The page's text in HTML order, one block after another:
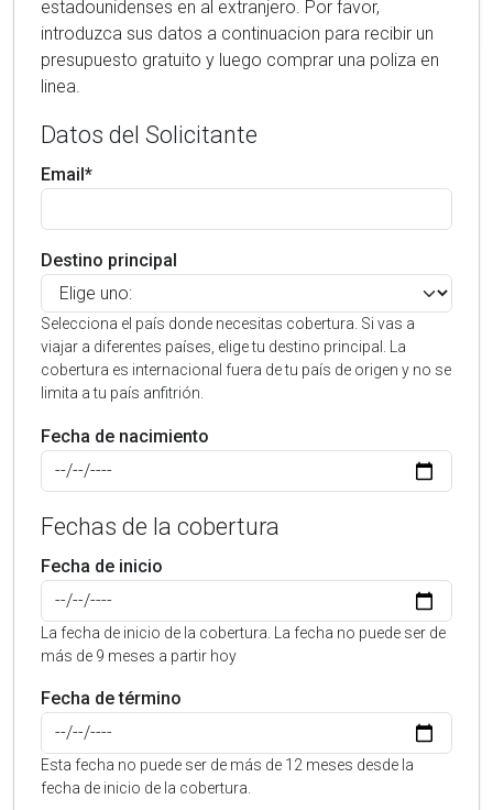
estadounidenses en al extranjero. Por favor,
introduzca sus datos a continuacion para recibir un
presupuesto gratuito y luego comprar una poliza en
linea.
Datos del Solicitante
Email*
Destino principal
Selecciona el país donde necesitas cobertura. Si vas a
viajar a diferentes países, elige tu destino principal. La
cobertura es internacional fuera de tu país de origen y no se
limita a tu país anfitrión.
Fecha de nacimiento
Fechas de la cobertura
Fecha de inicio
La fecha de inicio de la cobertura. La fecha no puede ser de
más de 9 meses a partir hoy
Fecha de término
Esta fecha no puede ser de más de 12 meses desde la
fecha de inicio de la cobertura.